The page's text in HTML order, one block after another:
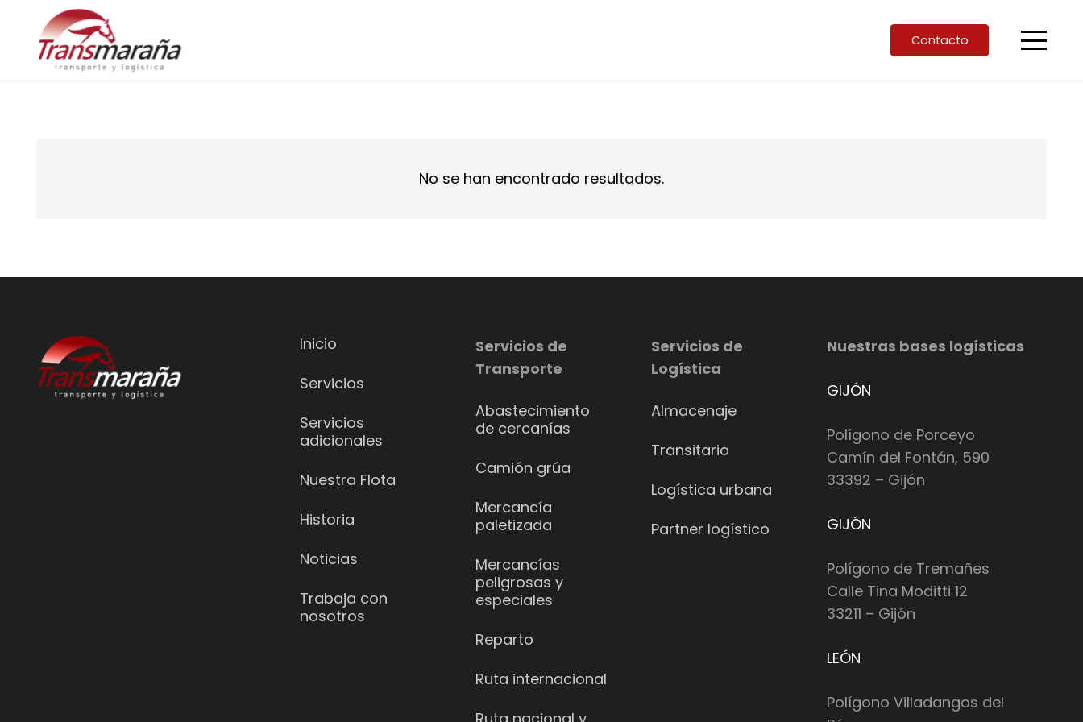
Contacto
No se han encontrado resultados.
Inicio
Servicios
Servicios
adicionales
Nuestra Flota
Historia
Noticias
Trabaja con
nosotros
Servicios de
Transporte
Abastecimiento
de cercanías
Camión grúa
Mercancía
paletizada
Mercancías
peligrosas y
especiales
Reparto
Ruta internacional
Servicios de
Logística
Almacenaje
Transitario
Logística urbana
Partner logístico
Nuestras bases logísticas
GIJÓN
Polígono de Porceyo
Camín del Fontán, 590
33392 – Gijón
GIJÓN
Polígono de Tremañes
Calle Tina Moditti 12
33211 – Gijón
LEÓN
Polígono Villadangos del